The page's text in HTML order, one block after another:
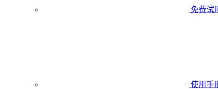
免费试
使用手